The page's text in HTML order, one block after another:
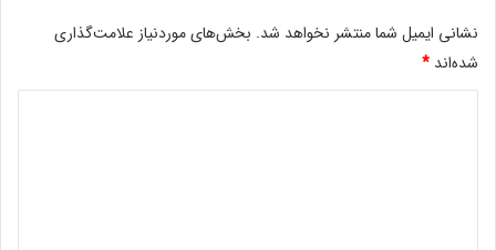
نشانی ایمیل شما منتشر نخواهد شد. بخش‌های موردنیاز علامت‌گذاری
شده‌اند *